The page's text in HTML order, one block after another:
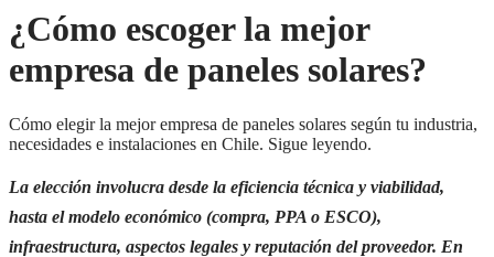
¿Cómo escoger la mejor
empresa de paneles solares?
Cómo elegir la mejor empresa de paneles solares según tu industria,
necesidades e instalaciones en Chile. Sigue leyendo.
La elección involucra desde la eficiencia técnica y viabilidad,
hasta el modelo económico (compra, PPA o ESCO),
infraestructura, aspectos legales y reputación del proveedor. En